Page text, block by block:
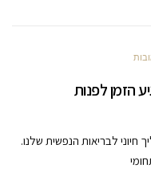
הזמן לפנות
חיוני לבריאות הנפשית שלנו.